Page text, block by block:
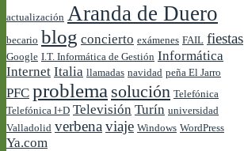
actualización Aranda de Duero
becario blog concierto exámenes FAIL fiestas
Google I.T. Informática de Gestión Informática
Internet Italia llamadas navidad peña El Jarro
PFC problema solución Telefónica
Telefónica I+D Televisión Turín universidad
Valladolid verbena viaje Windows WordPress
Ya.com